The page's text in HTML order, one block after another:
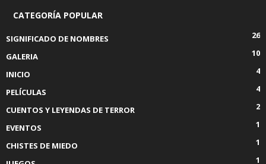
CATEGORÍA POPULAR
SIGNIFICADO DE NOMBRES
26
GALERIA
10
INICIO
4
PELÍCULAS
4
CUENTOS Y LEYENDAS DE TERROR
2
EVENTOS
1
CHISTES DE MIEDO
1
1